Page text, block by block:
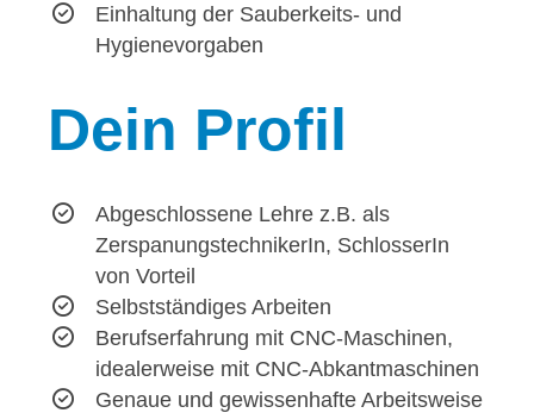
Einhaltung der Sauberkeits- und
Hygienevorgaben
Dein Profil
Abgeschlossene Lehre z.B. als
ZerspanungstechnikerIn, SchlosserIn
von Vorteil
Selbstständiges Arbeiten
Berufserfahrung mit CNC-Maschinen,
idealerweise mit CNC-Abkantmaschinen
Genaue und gewissenhafte Arbeitsweise